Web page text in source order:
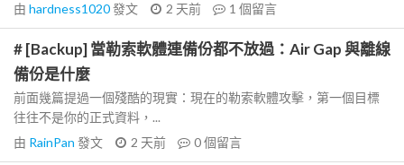
由 hardness1020發文 2 天前 1 個留言
# [Backup] 當勒索軟體連備份都不放過：Air Gap 與離線
備份是什麼
前面幾篇提過一個殘酷的現實：現在的勒索軟體攻擊，第一個目標
往往不是你的正式資料，...
由 RainPan 發文 2 天前 0個留言